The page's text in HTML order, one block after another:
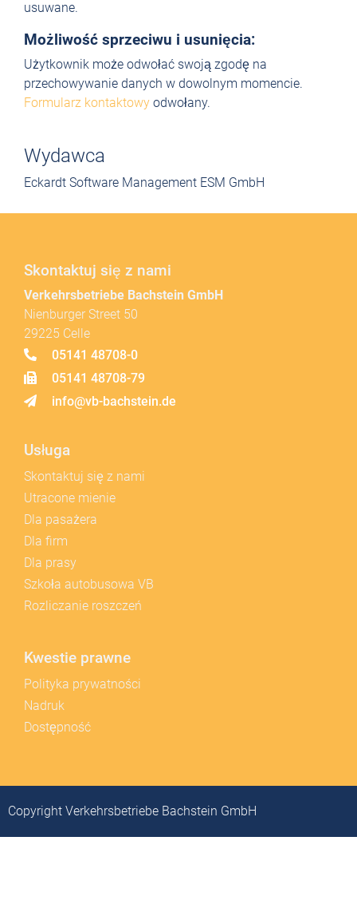
usuwane.
Możliwość sprzeciwu i usunięcia:
Użytkownik może odwołać swoją zgodę na
przechowywanie danych w dowolnym momencie.
Formularz kontaktowy odwołany.
Wydawca
Eckardt Software Management ESM GmbH
Skontaktuj się z nami
Verkehrsbetriebe Bachstein GmbH
Nienburger Street 50
29225 Celle
05141 48708-0
05141 48708-79
info@vb-bachstein.de
Usługa
Skontaktuj się z nami
Utracone mienie
Dla pasażera
Dla firm
Dla prasy
Szkoła autobusowa VB
Rozliczanie roszczeń
Kwestie prawne
Polityka prywatności
Nadruk
Dostępność
Copyright Verkehrsbetriebe Bachstein GmbH